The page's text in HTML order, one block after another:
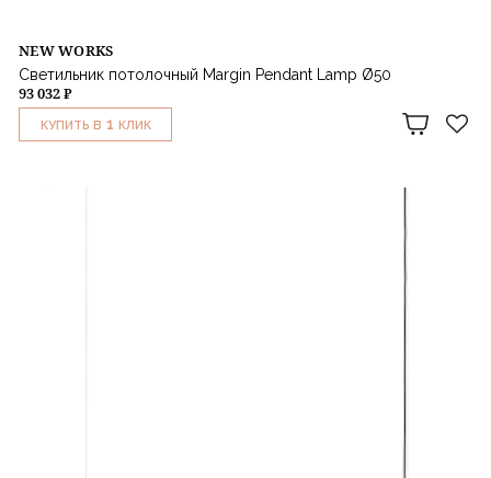
NEW WORKS
Светильник потолочный Margin Pendant Lamp Ø50
93 032 ₽
КУПИТЬ В 1 КЛИК